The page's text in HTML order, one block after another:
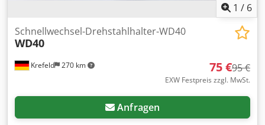
1 / 6
Krefeld 270 km
Schnellwechsel-Drehstahlhalter-WD40
WD40
75 €95 €
EXW Festpreis zzgl. MwSt.
Anfragen